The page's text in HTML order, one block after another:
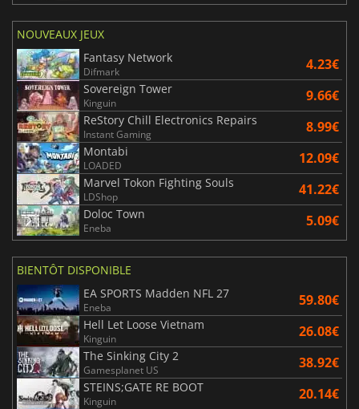
NOUVEAUX JEUX
Fantasy Network
Difmark 4.23€
Sovereign Tower
Kinguin 9.66€
ReStory Chill Electronics Repairs
Instant Gaming 8.99€
Montabi
LOADED 12.09€
Marvel Tokon Fighting Souls
LDShop 41.22€
Doloc Town
Eneba 5.09€
BIENTÔT DISPONIBLE
EA SPORTS Madden NFL 27
Eneba 59.80€
Hell Let Loose Vietnam
Kinguin 26.08€
The Sinking City 2
Gamesplanet US 38.92€
STEINS;GATE RE BOOT
Kinguin 20.14€